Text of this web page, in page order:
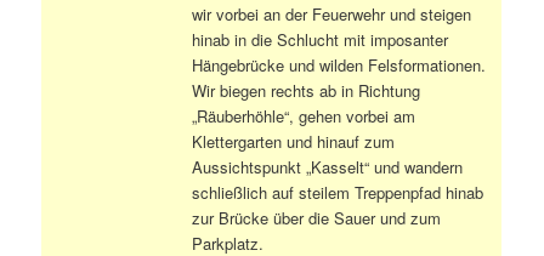
wir vorbei an der Feuerwehr und steigen
hinab in die Schlucht mit imposanter
Hängebrücke und wilden Felsformationen.
Wir biegen rechts ab in Richtung
„Räuberhöhle“, gehen vorbei am
Klettergarten und hinauf zum
Aussichtspunkt „Kasselt“ und wandern
schließlich auf steilem Treppenpfad hinab
zur Brücke über die Sauer und zum
Parkplatz.